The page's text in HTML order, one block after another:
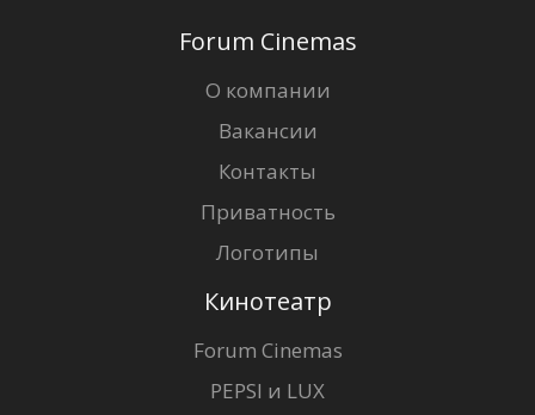
Forum Cinemas
О компании
Вакансии
Контакты
Приватность
Логотипы
Кинотеатр
Forum Cinemas
PEPSI и LUX